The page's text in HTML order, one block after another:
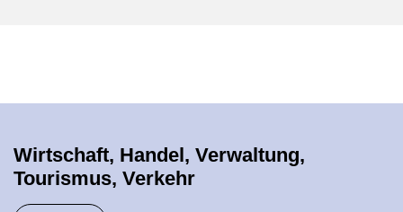
Wirtschaft, Handel, Verwaltung,
Tourismus, Verkehr